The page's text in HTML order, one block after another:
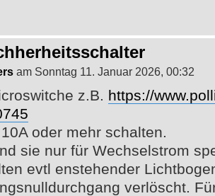
am Sonntag 11. Januar 2026, 00:32
z.B. https://
oder mehr schalten.
sie nur für Wechselstrom
evtl enstehender
verlöscht.